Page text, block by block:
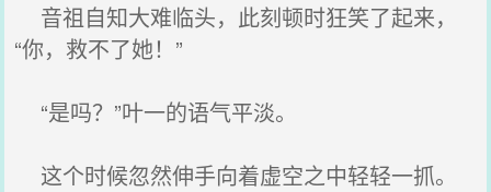
音祖自知大难临头，此刻顿时狂笑了起来，
“你，救不了她！”
“是吗？”叶一的语气平淡。
这个时候忽然伸手向着虚空之中轻轻一抓。